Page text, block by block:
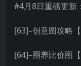
#4月8日重磅更新
[63]–创意图攻略
[64]–圈养比价图